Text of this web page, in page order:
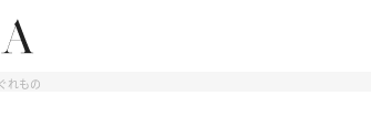
れもの